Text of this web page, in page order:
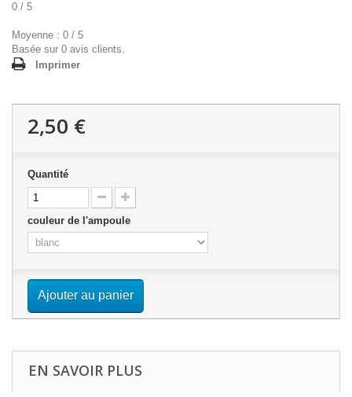
0 / 5
Moyenne : 0 / 5
Basée sur 0 avis clients.
Imprimer
2,50 €
Quantité
couleur de l'ampoule
Ajouter au panier
EN SAVOIR PLUS